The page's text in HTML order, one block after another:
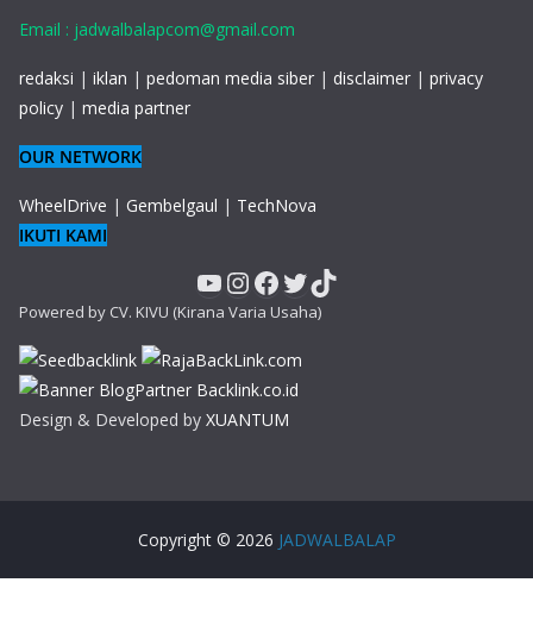
Email : jadwalbalapcom@gmail.com
redaksi | iklan | pedoman media siber | disclaimer | privacy
policy | media partner
OUR NETWORK
WheelDrive | Gembelgaul | TechNova
IKUTI KAMI
YouTube
Instagram
Facebook
Twitter
TikTok
Powered by CV. KIVU (Kirana Varia Usaha)
Design & Developed by XUANTUM
Copyright © 2026 JADWALBALAP